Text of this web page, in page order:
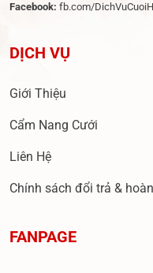
Facebook: fb.com/
DỊCH VỤ
Giới Thiệu
Cẩm Nang Cưới
Liên Hệ
Chính sách đổi trả &
FANPAGE